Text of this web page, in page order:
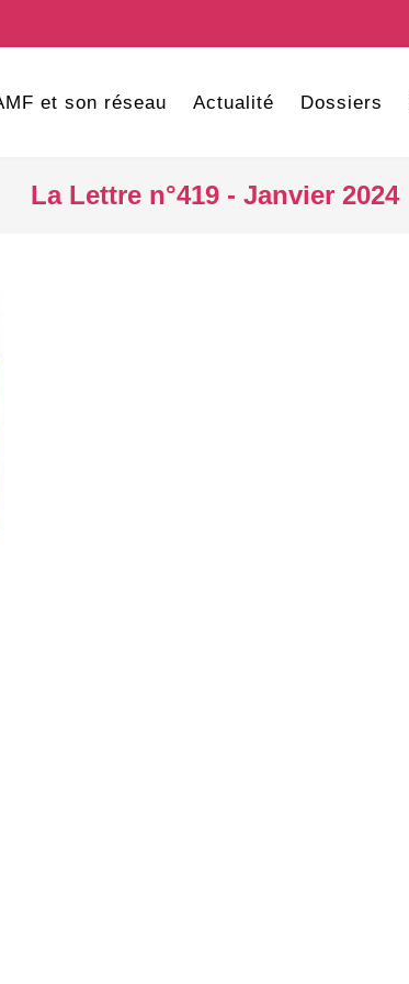
et son réseau Actualité Dossiers
La Lettre n°419 - Janvier 2024